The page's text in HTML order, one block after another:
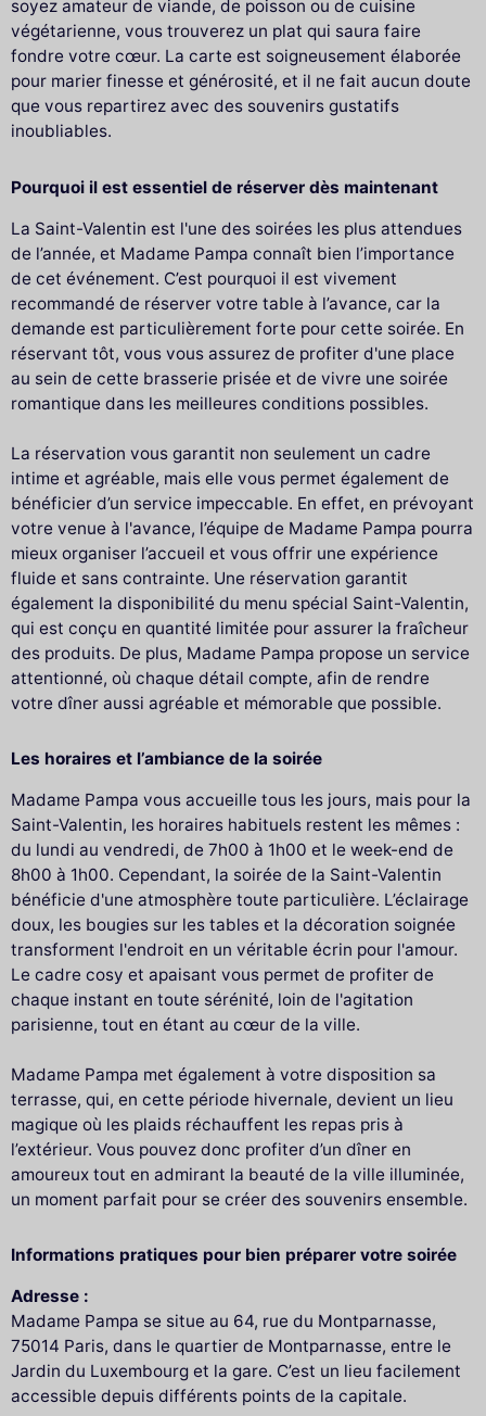
soyez amateur de viande, de poisson ou de cuisine
végétarienne, vous trouverez un plat qui saura faire
fondre votre cœur. La carte est soigneusement élaborée
pour marier finesse et générosité, et il ne fait aucun doute
que vous repartirez avec des souvenirs gustatifs
inoubliables.
Pourquoi il est essentiel de réserver dès maintenant
La Saint-Valentin est l'une des soirées les plus attendues
de l’année, et Madame Pampa connaît bien l’importance
de cet événement. C’est pourquoi il est vivement
recommandé de réserver votre table à l’avance, car la
demande est particulièrement forte pour cette soirée. En
réservant tôt, vous vous assurez de profiter d'une place
au sein de cette brasserie prisée et de vivre une soirée
romantique dans les meilleures conditions possibles.
La réservation vous garantit non seulement un cadre
intime et agréable, mais elle vous permet également de
bénéficier d’un service impeccable. En effet, en prévoyant
votre venue à l'avance, l’équipe de Madame Pampa pourra
mieux organiser l’accueil et vous offrir une expérience
fluide et sans contrainte. Une réservation garantit
également la disponibilité du menu spécial Saint-Valentin,
qui est conçu en quantité limitée pour assurer la fraîcheur
des produits. De plus, Madame Pampa propose un service
attentionné, où chaque détail compte, afin de rendre
votre dîner aussi agréable et mémorable que possible.
Les horaires et l’ambiance de la soirée
Madame Pampa vous accueille tous les jours, mais pour la
Saint-Valentin, les horaires habituels restent les mêmes :
du lundi au vendredi, de 7h00 à 1h00 et le week-end de
8h00 à 1h00. Cependant, la soirée de la Saint-Valentin
bénéficie d'une atmosphère toute particulière. L’éclairage
doux, les bougies sur les tables et la décoration soignée
transforment l'endroit en un véritable écrin pour l'amour.
Le cadre cosy et apaisant vous permet de profiter de
chaque instant en toute sérénité, loin de l'agitation
parisienne, tout en étant au cœur de la ville.
Madame Pampa met également à votre disposition sa
terrasse, qui, en cette période hivernale, devient un lieu
magique où les plaids réchauffent les repas pris à
l’extérieur. Vous pouvez donc profiter d’un dîner en
amoureux tout en admirant la beauté de la ville illuminée,
un moment parfait pour se créer des souvenirs ensemble.
Informations pratiques pour bien préparer votre soirée
Adresse :
Madame Pampa se situe au 64, rue du Montparnasse,
75014 Paris, dans le quartier de Montparnasse, entre le
Jardin du Luxembourg et la gare. C’est un lieu facilement
accessible depuis différents points de la capitale.